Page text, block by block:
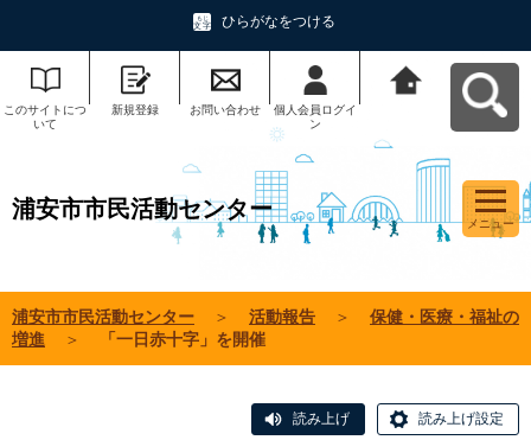
ひらがなをつける
このサイトにつ
いて
新規登録 お問い合わせ
個人会員ログイ
ン
浦安市市民活動センター
メニュー
浦安市市民活動センター ＞ 活動報告 ＞
保健・医療・福祉の
増進
＞ 「一日赤十字」を開催
読み上げ 読み上げ設定